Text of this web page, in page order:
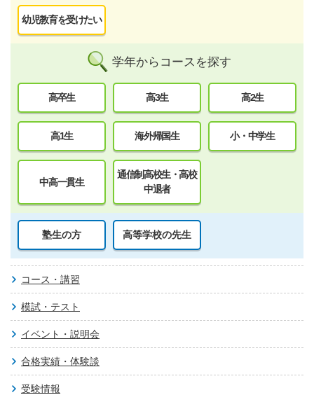
幼児教育を受けたい
学年からコースを探す
高卒生 高3生 高2生
高1生 海外帰国生 小・中学生
中高一貫生
通信制高校生・高校
中退者
塾生の方 高等学校の先生
コース・講習
模試・テスト
イベント・説明会
合格実績・体験談
受験情報